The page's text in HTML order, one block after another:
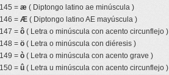
= æ ( Diptongo latino ae minúscula )
= Æ ( Diptongo latino AE mayúscula )
= ô ( Letra o minúscula con acento circunflejo )
= ö ( Letra o minúscula con diéresis )
= ò ( Letra o minúscula con acento grave )
= û ( Letra u minúscula con acento circunflejo )